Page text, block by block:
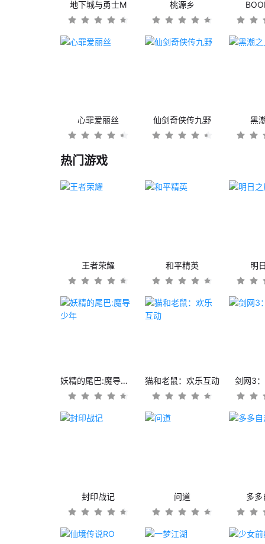
地下城与勇士M 桃源乡
心罪爱丽丝 仙剑奇侠传九野 黑
热门游戏
王者荣耀 和平精英 明
妖精的尾巴:魔导少年 猫和老鼠：欢乐互动 剑网3
封印战记 问道 多多